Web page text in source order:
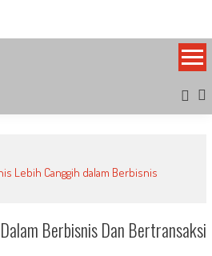
Lebih Canggih dalam Berbisnis
Berbisnis Dan Bertransaksi